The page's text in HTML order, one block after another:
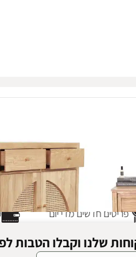
פריטים חדשים מדי יום
שלנו וקבלו הטבות